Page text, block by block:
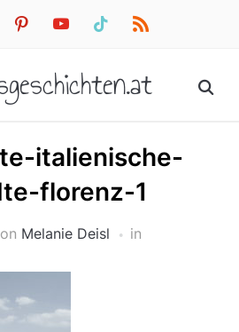
pinterestyoutube tiktok rss
italienische-
florenz-1
Melanie Deisl in